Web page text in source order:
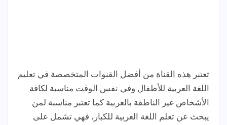
تعتبر هذه القناة من أفضل القنوات المتخصصة في تعليم
اللغة العربية للأطفال وفي نفس الوقت مناسبة لكافة
الأشخاص غير الناطقة بالعربية كما تعتبر مناسبة لمن
يبحث عن تعلم اللغة العربية للكبار، فهي تشمل على